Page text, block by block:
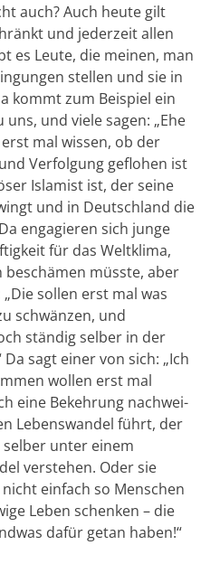
auch? Auch heute gilt
und jederzeit allen
es Leute, die meinen, man
stellen und sie in
kommt zum Beispiel ein
und viele sagen: „Ehe
mal wissen, ob der
Verfolgung geflohen ist
Islamist ist, der seine
und in Deutschland die
engagieren sich junge
für das Welt­klima,
müsste, aber
sollen erst mal was
schwän­zen, und
ständig selber in der
sagt einer von sich: „Ich
wollen erst mal
eine Bekehrung nachwei­
Lebenswandel führt, der
unter einem
verstehen. Oder sie
einfach so Menschen
Leben schenken – die
dafür getan haben!“